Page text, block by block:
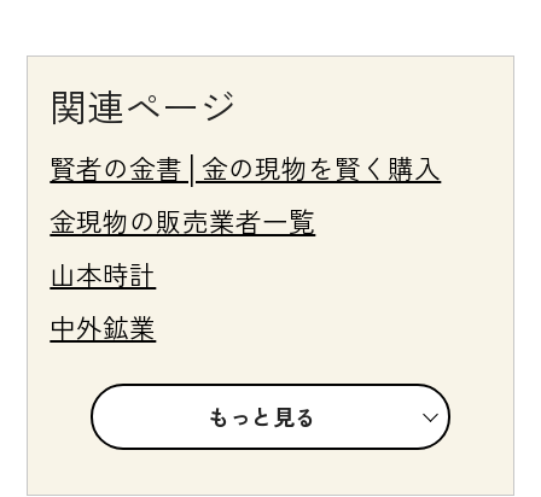
関連ページ
賢者の金書│金の現物を賢く購入
金現物の販売業者一覧
山本時計
中外鉱業
もっと見る